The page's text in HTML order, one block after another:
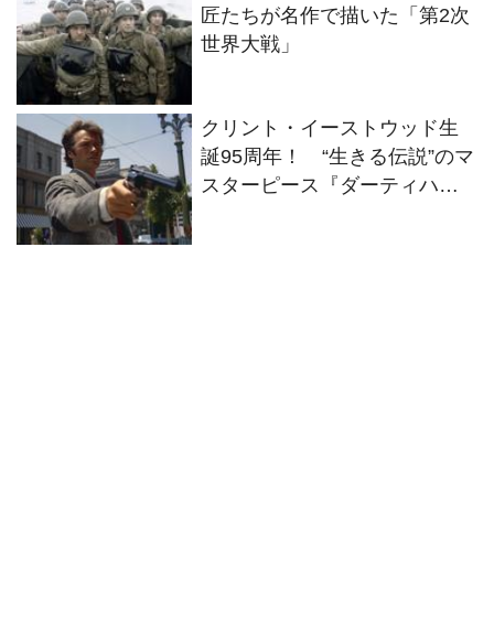
匠たちが名作で描いた「第2次
世界大戦」
クリント・イーストウッド生
誕95周年！ “生きる伝説”のマ
スターピース『ダーティハリ